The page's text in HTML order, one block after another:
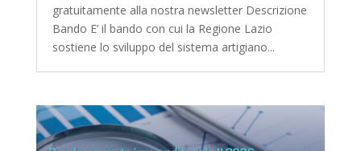
gratuitamente alla nostra newsletter Descrizione
Bando E’ il bando con cui la Regione Lazio
sostiene lo sviluppo del sistema artigiano...